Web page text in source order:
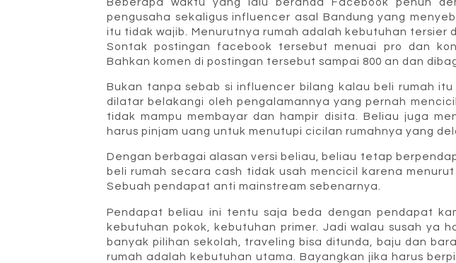
pengusaha sekaligus influencer asal Bandung yang
itu tidak wajib. Menurutnya rumah adalah kebutuhan tersier
Sontak postingan facebook tersebut menuai pro dan
Bahkan komen di postingan tersebut sampai 800 an dan
Bukan tanpa sebab si influencer bilang kalau beli rumah
dilatar belakangi oleh pengalamannya yang pernah
tidak mampu membayar dan hampir disita. Beliau juga
harus pinjam uang untuk menutupi cicilan rumahnya yang
Dengan berbagai alasan versi beliau, beliau tetap
beli rumah secara cash tidak usah mencicil karena
Sebuah pendapat anti mainstream sebenarnya.
Pendapat beliau ini tentu saja beda dengan pendapat
kebutuhan pokok, kebutuhan primer. Jadi walau susah ya
banyak pilihan sekolah, traveling bisa ditunda, baju dan
rumah adalah kebutuhan utama. Bayangkan jika harus